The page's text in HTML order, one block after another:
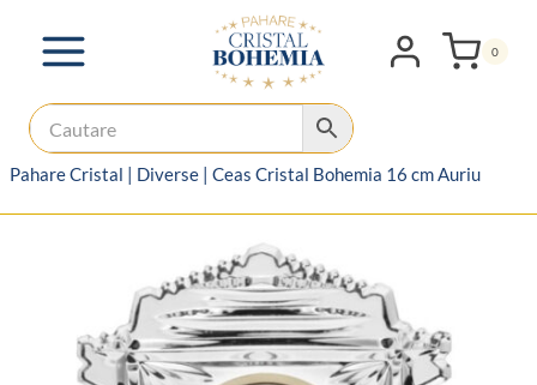
0
Pahare Cristal | Diverse | Ceas Cristal Bohemia 16 cm Auriu